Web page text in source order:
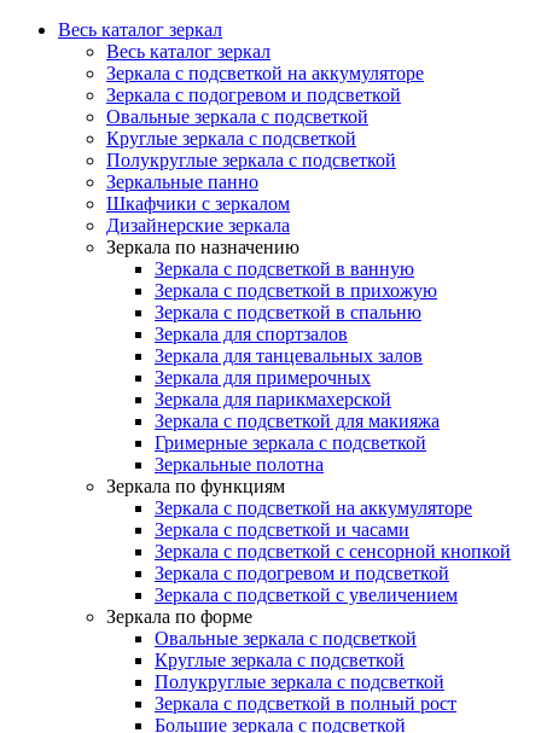
Весь каталог зеркал
Весь каталог зеркал
Зеркала с подсветкой на аккумуляторе
Зеркала с подогревом и подсветкой
Овальные зеркала с подсветкой
Круглые зеркала с подсветкой
Полукруглые зеркала с подсветкой
Зеркальные панно
Шкафчики с зеркалом
Дизайнерские зеркала
Зеркала по назначению
Зеркала с подсветкой в ванную
Зеркала с подсветкой в прихожую
Зеркала с подсветкой в спальню
Зеркала для спортзалов
Зеркала для танцевальных залов
Зеркала для примерочных
Зеркала для парикмахерской
Зеркала с подсветкой для макияжа
Гримерные зеркала с подсветкой
Зеркальные полотна
Зеркала по функциям
Зеркала с подсветкой на аккумуляторе
Зеркала с подсветкой и часами
Зеркала с подсветкой с сенсорной кнопкой
Зеркала с подогревом и подсветкой
Зеркала с подсветкой с увеличением
Зеркала по форме
Овальные зеркала с подсветкой
Круглые зеркала с подсветкой
Полукруглые зеркала с подсветкой
Зеркала с подсветкой в полный рост
Большие зеркала с подсветкой